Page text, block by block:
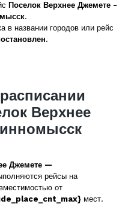
Поселок Верхнее Джемете -
.
названии городов или рейс
.
Верхнее
Джемете —
рейсы на
от
мест.